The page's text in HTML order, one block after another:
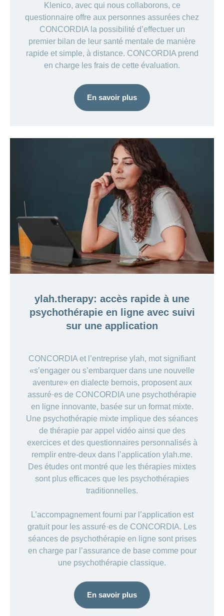
Klenico, avec qui nous collaborons, ce
questionnaire offre aux personnes assurées chez
CONCORDIA la possibilité d’effectuer un
premier bilan de leur santé mentale de manière
rapide et simple, à distance. CONCORDIA prend
en charge les frais de cette évaluation.
En savoir plus
ylah.therapy: accès rapide à une
psychothérapie en ligne avec suivi
sur une application
CONCORDIA et l’entreprise ylah, mot signifiant
«s’engager ou s’embarquer dans une nouvelle
aventure» en dialecte bernois, proposent aux
assuré·es de CONCORDIA une psychothérapie
en ligne innovante, basée sur un format mixte.
Une psychothérapie mixte implique des séances
de thérapie par appel vidéo ainsi que des
exercices et des questionnaires personnalisés à
remplir entre-deux dans l’application ylah.me.
Des études ont montré que les thérapies mixtes
sont plus efficaces que les psychothérapies
traditionnelles.
L’accompagnement fourni par l’application est
gratuit pour les assuré·es de CONCORDIA. Les
séances de psychothérapie en ligne sont prises
en charge par l’assurance de base comme pour
une psychothérapie classique.
En savoir plus